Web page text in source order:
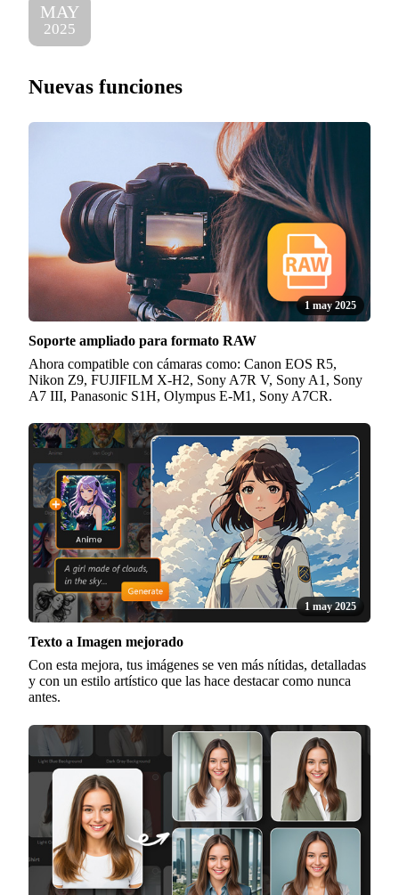
MAY
2025
Nuevas funciones
1 may 2025
Soporte ampliado para formato RAW
Ahora compatible con cámaras como: Canon EOS R5,
Nikon Z9, FUJIFILM X-H2, Sony A7R V, Sony A1, Sony
A7 III, Panasonic S1H, Olympus E-M1, Sony A7CR.
1 may 2025
Texto a Imagen mejorado
Con esta mejora, tus imágenes se ven más nítidas, detalladas
y con un estilo artístico que las hace destacar como nunca
antes.